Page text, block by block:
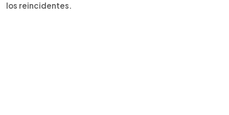
los reincidentes.